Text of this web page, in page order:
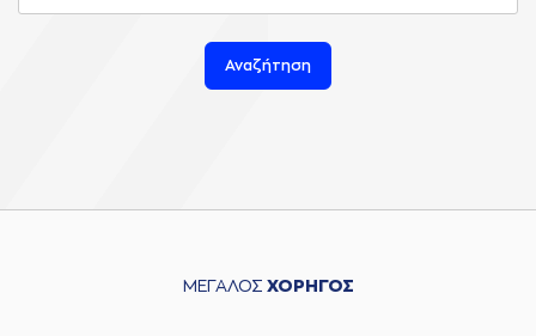
Αναζήτηση
ΜΕΓΑΛΟΣ ΧΟΡΗΓΟΣ